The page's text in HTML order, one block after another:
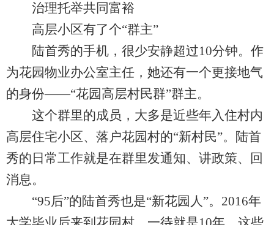
治理托举共同富裕
高层小区有了个“群主”
陆首秀的手机，很少安静超过10分钟。作
为花园物业办公室主任，她还有一个更接地气
的身份——“花园高层村民群”群主。
这个群里的成员，大多是近些年入住村内
高层住宅小区、落户花园村的“新村民”。陆首
秀的日常工作就是在群里发通知、讲政策、回
消息。
“95后”的陆首秀也是“新花园人”。2016年